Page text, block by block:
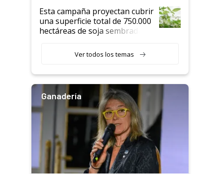
Esta campaña proyectan cubrir
una superficie total de 750.000
hectáreas de soja sembradas
variedades que marcan un
salto tecnológico en genética y
Ver todos los temas
Ganadería